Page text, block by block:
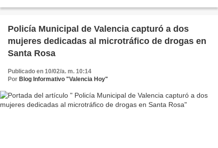
Policía Municipal de Valencia capturó a dos
mujeres dedicadas al microtráfico de drogas en
Santa Rosa
Publicado en 10/02/a. m. 10:14
Por Blog Informativo "Valencia Hoy"